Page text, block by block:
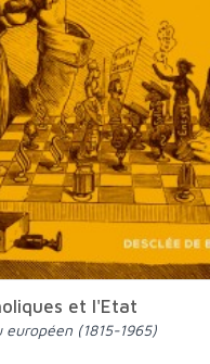
et l'Etat
européen (1815-1965)